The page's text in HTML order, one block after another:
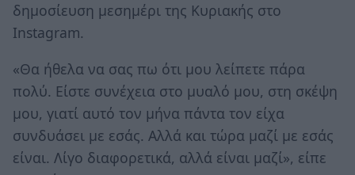
δημοσίευση μεσημέρι της Κυριακής στο
Instagram.
«Θα ήθελα να σας πω ότι μου λείπετε πάρα
πολύ. Είστε συνέχεια στο μυαλό μου, στη σκέψη
μου, γιατί αυτό τον μήνα πάντα τον είχα
συνδυάσει με εσάς. Αλλά και τώρα μαζί με εσάς
είναι. Λίγο διαφορετικά, αλλά είναι μαζί», είπε